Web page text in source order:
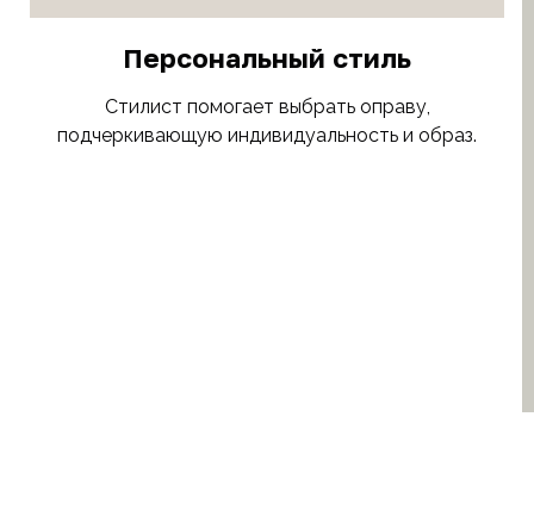
Персональный стиль
Стилист помогает выбрать оправу,
подчеркивающую индивидуальность и образ.